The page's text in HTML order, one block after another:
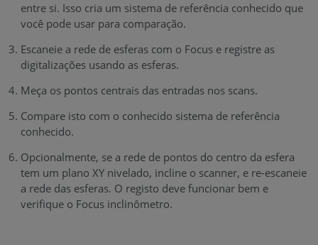
entre si. Isso cria um sistema de referência conhecido que
você pode usar para comparação.
Escaneie a rede de esferas com o Focus e registre as
digitalizações usando as esferas.
Meça os pontos centrais das entradas nos scans.
Compare isto com o conhecido sistema de referência
conhecido.
Opcionalmente, se a rede de pontos do centro da esfera
tem um plano XY nivelado, incline o scanner, e re-escaneie
a rede das esferas. O registo deve funcionar bem e
verifique o Focus inclinômetro.